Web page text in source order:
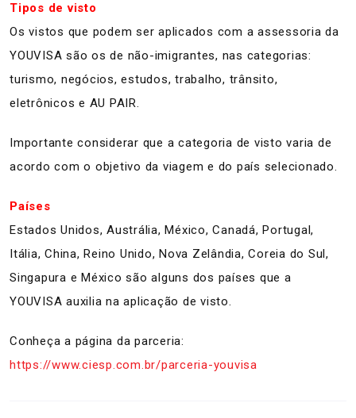
Tipos de visto
Os vistos que podem ser aplicados com a assessoria da
YOUVISA são os de não-imigrantes, nas categorias:
turismo, negócios, estudos, trabalho, trânsito,
eletrônicos e AU PAIR.
Importante considerar que a categoria de visto varia de
acordo com o objetivo da viagem e do país selecionado.
Países
Estados Unidos, Austrália, México, Canadá, Portugal,
Itália, China, Reino Unido, Nova Zelândia, Coreia do Sul,
Singapura e México são alguns dos países que a
YOUVISA auxilia na aplicação de visto.
Conheça a página da parceria:
https://www.ciesp.com.br/parceria-youvisa